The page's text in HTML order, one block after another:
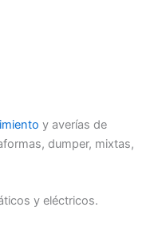
y averías de
dumper, mixtas,
y eléctricos.